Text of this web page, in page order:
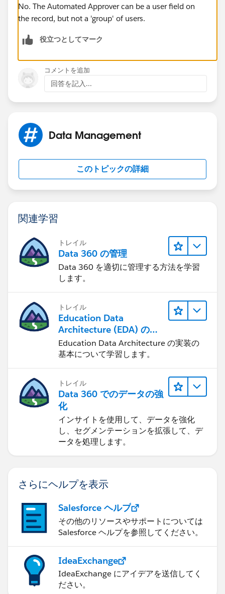
No. The Automated Approver can be a user field on
the record, but not a 'group' of users.
役立つとしてマーク
コメントを追加
回答を記入...
Data Management
このトピックの詳細
関連学習
トレイル
Data 360 の管理
Data 360 を適切に管理する方法を学習
します。
トレイル
Education Data
Architecture (EDA) の管
理
Education Data Architecture の実装の
基本について学習します。
トレイル
Data 360 でのデータの強
化
インサイトを使用して、データを強化
し、セグメンテーションを拡張して、デ
ータを処理します。
さらにヘルプを表示
Salesforce ヘルプ
その他のリソースやサポートについては
Salesforce ヘルプを参照してください。
IdeaExchange
IdeaExchange にアイデアを送信してく
ださい。